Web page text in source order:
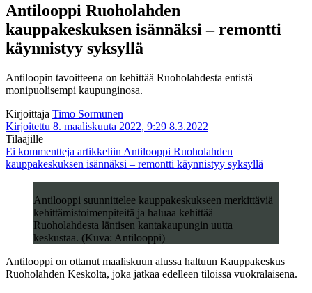
Antilooppi Ruoholahden
kauppakeskuksen isännäksi – remontti
käynnistyy syksyllä
Antiloopin tavoitteena on kehittää Ruoholahdesta entistä
monipuolisempi kaupunginosa.
Kirjoittaja Timo Sormunen
Kirjoitettu 8. maaliskuuta 2022, 9:29 8.3.2022
Tilaajille
Ei kommentteja artikkeliin Antilooppi Ruoholahden
kauppakeskuksen isännäksi – remontti käynnistyy syksyllä
Antilooppi suunnittelee kauppakeskukseen merkittäviä
kehittämistoimenpiteitä ja haluaa kehittää
Ruoholahdesta läntisen kantakaupungin uutta
keskustaa. (Kuva: Antilooppi)
Antilooppi on ottanut maaliskuun alussa haltuun Kauppakeskus
Ruoholahden Keskolta, joka jatkaa edelleen tiloissa vuokralaisena.